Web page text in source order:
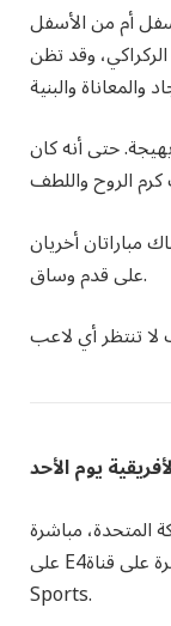
أم من الأسفل
وقد تظن
بهيجة. حتى أنه كان
مباراتان أخريان
على قدم وساق.
يوم الأحد
المملكة المتحدة، مباشرة
على E4؛ الساعة الثانية بعد الظهر مباشرة على قناة beIN
Sports.